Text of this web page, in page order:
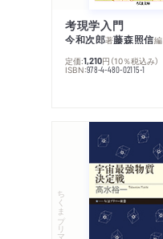
考現学入門
今和次郎著藤森照信編
定価:1,210円 （10％税込み）
ISBN:978-4-480-02115-1
ちくまプリマー新書